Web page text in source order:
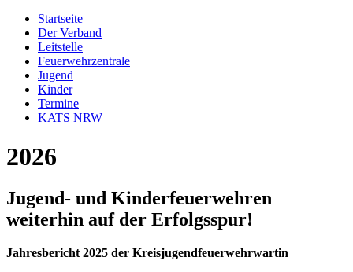
Startseite
Der Verband
Leitstelle
Feuerwehrzentrale
Jugend
Kinder
Termine
KATS NRW
2026
Jugend- und Kinderfeuerwehren
weiterhin auf der Erfolgsspur!
Jahresbericht 2025 der Kreisjugendfeuerwehrwartin